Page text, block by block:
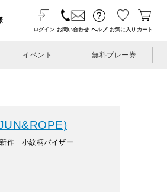
ログイン お問い合わせ ヘルプ お気に入り カート
イベント 無料プレー券
作 小紋柄バイザー